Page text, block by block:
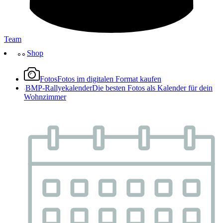
Team
Shop
FotosFotos im digitalen Format kaufen
BMP-RallyekalenderDie besten Fotos als Kalender für dein
Wohnzimmer